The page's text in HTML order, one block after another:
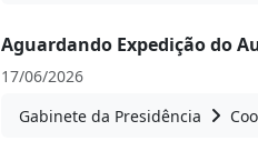
Aguardando Expedição do
17/06/2026
Gabinete da Presidência